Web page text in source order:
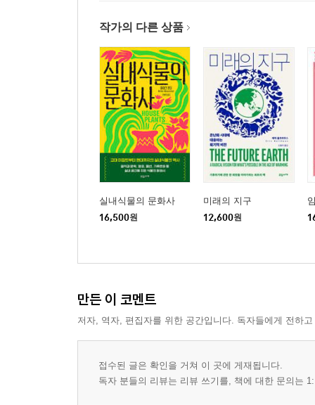
작가의 다른 상품
실내식물의 문화사
16,500원
미래의 지구
12,600원
만든 이 코멘트
저자, 역자, 편집자를 위한 공간입니다. 독자들에게 전하
접수된 글은 확인을 거쳐 이 곳에 게재됩니다.
독자 분들의 리뷰는 리뷰 쓰기를, 책에 대한 문의는